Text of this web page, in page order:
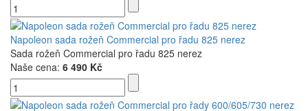
Napoleon sada rožeň Commercial pro řadu 825 nerez
Sada rožeň Commercial pro řadu 825 nerez
Naše cena: 6 490 Kč